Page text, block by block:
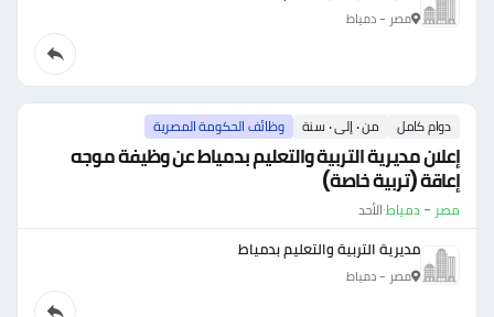
مصر - دمياط
دوام كامل من ٠ إلى ٠ سنة وظائف الحكومة المصرية
إعلان مديرية التربية والتعليم بدمياط عن وظيفة موجه
إعاقة (تربية خاصة)
مصر - دمياط·الأحد
مديرية التربية والتعليم بدمياط
مصر - دمياط